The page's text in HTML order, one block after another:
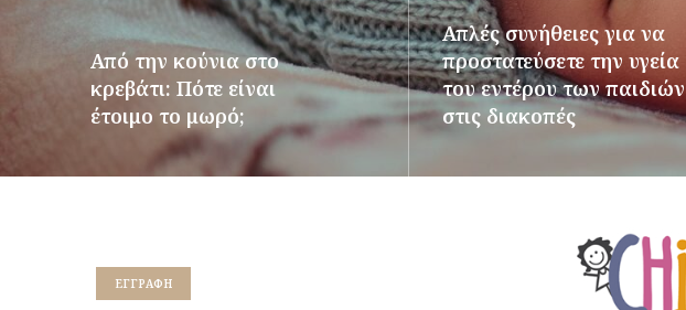
Από την κούνια στο
κρεβάτι: Πότε είναι
έτοιμο το μωρό;
Απλές συνήθειες για να
προστατεύσετε την υγεία
του εντέρου των παιδιών
στις διακοπές
EΓΓΡΑΦΉ